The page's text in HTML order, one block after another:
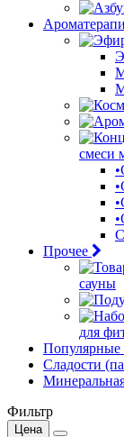
смеси
Прочее
сауны
для
Популярные
Сладости
Фильтр
Цена